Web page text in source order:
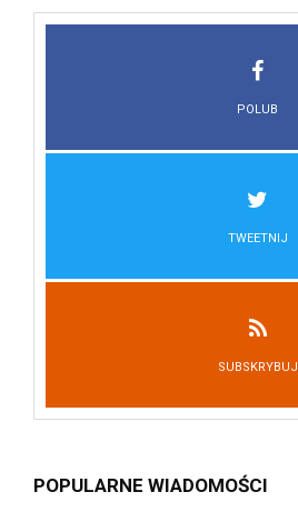
POLUB
TWEETNIJ
SUBSKRYBUJ
POPULARNE WIADOMOŚCI